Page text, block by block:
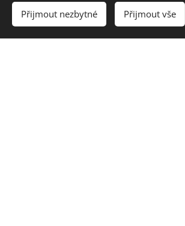
Přijmout nezbytné Přijmout vše